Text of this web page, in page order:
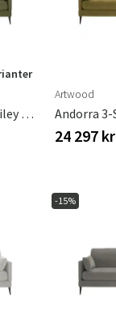
Andorra 3-Sits Soffa Hailey Army
Artwood
24 297 kr
-15%